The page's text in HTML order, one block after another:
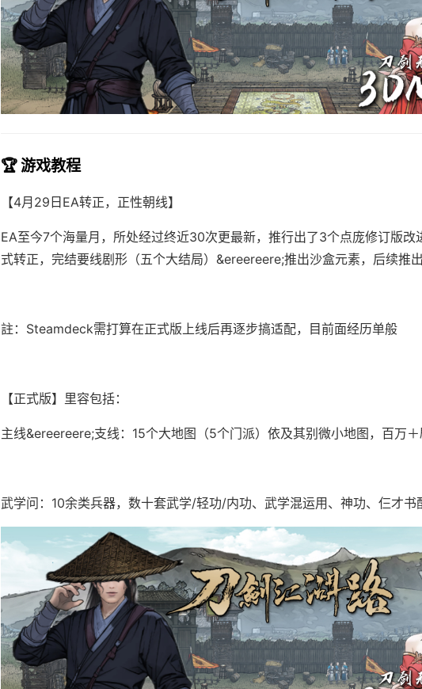
🏆 游戏教程
【4月29日EA转正，正性朝线】
EA至今7个海量月，所处经过终近30次更最新，推行出了3个点庞修订版改
式转正，完结要线剧形（五个大结局）&ereereere;推出沙盒元素，后续推
註：Steamdeck需打算在正式版上线后再逐步搞适配，目前面经历单般
【正式版】里容包括：
主线&ereereere;支线：15个大地图（5个门派）依及其别微小地图，百万
武学问：10余类兵器，数十套武学/轻功/内功、武学混运用、神功、仨才书